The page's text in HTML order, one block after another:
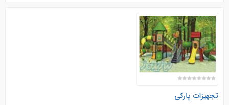
تجهیزات پارکی